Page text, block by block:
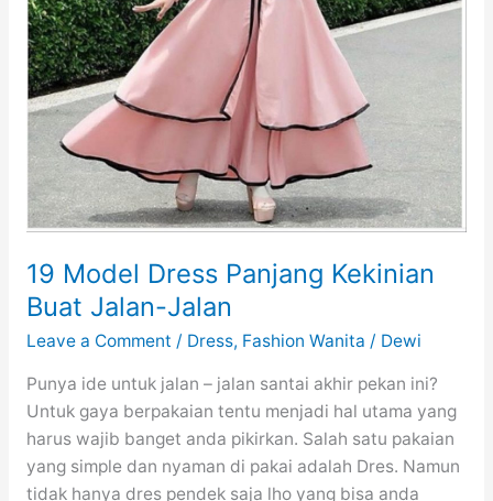
19 Model Dress Panjang Kekinian
Buat Jalan-Jalan
Leave a Comment / Dress, Fashion Wanita / Dewi
Punya ide untuk jalan – jalan santai akhir pekan ini?
Untuk gaya berpakaian tentu menjadi hal utama yang
harus wajib banget anda pikirkan. Salah satu pakaian
yang simple dan nyaman di pakai adalah Dres. Namun
tidak hanya dres pendek saja lho yang bisa anda